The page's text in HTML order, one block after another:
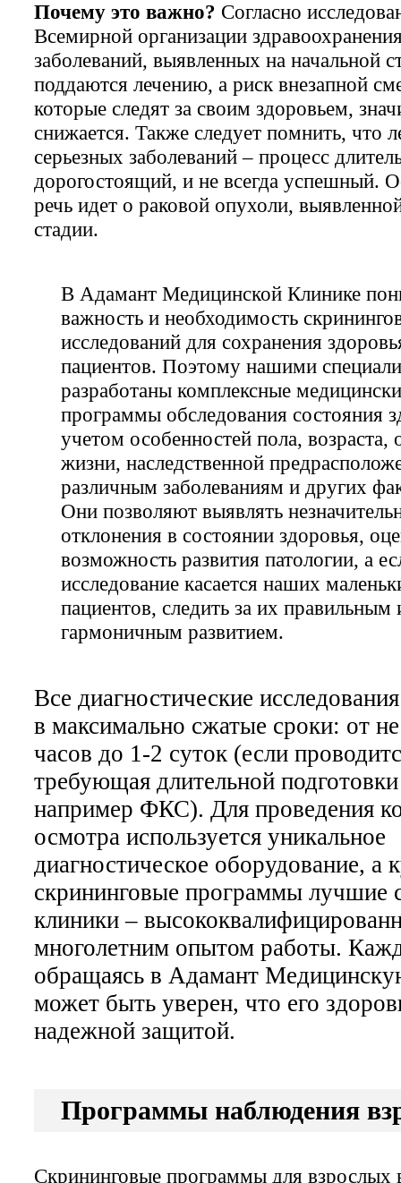
Почему это важно? Согласно
Всемирной организации
заболеваний, выявленных на начальной
поддаются лечению, а риск внезапной
которые следят за своим здоровьем,
снижается. Также следует помнить, что
серьезных заболеваний – процесс
дорогостоящий, и не всегда успешный.
речь идет о раковой опухоли,
стадии.
В Адамант Медицинской Клинике
важность и необходимость
исследований для сохранения
пациентов. Поэтому нашими
разработаны комплексные
программы обследования состояния
учетом особенностей пола, возраста,
жизни, наследственной
различным заболеваниям и других
Они позволяют выявлять
отклонения в состоянии здоровья,
возможность развития патологии, а
исследование касается наших
пациентов, следить за их правильным
гармоничным развитием.
Все диагностические
в максимально сжатые сроки: от
часов до 1-2 суток (если
требующая длительной
например ФКС). Для проведения
осмотра используется уникальное
диагностическое оборудование, а
скрининговые программы лучшие
клиники –
многолетним опытом работы.
обращаясь в Адамант
может быть уверен, что его
надежной защитой.
Программы наблюдения
Скрининговые программы для взрослых